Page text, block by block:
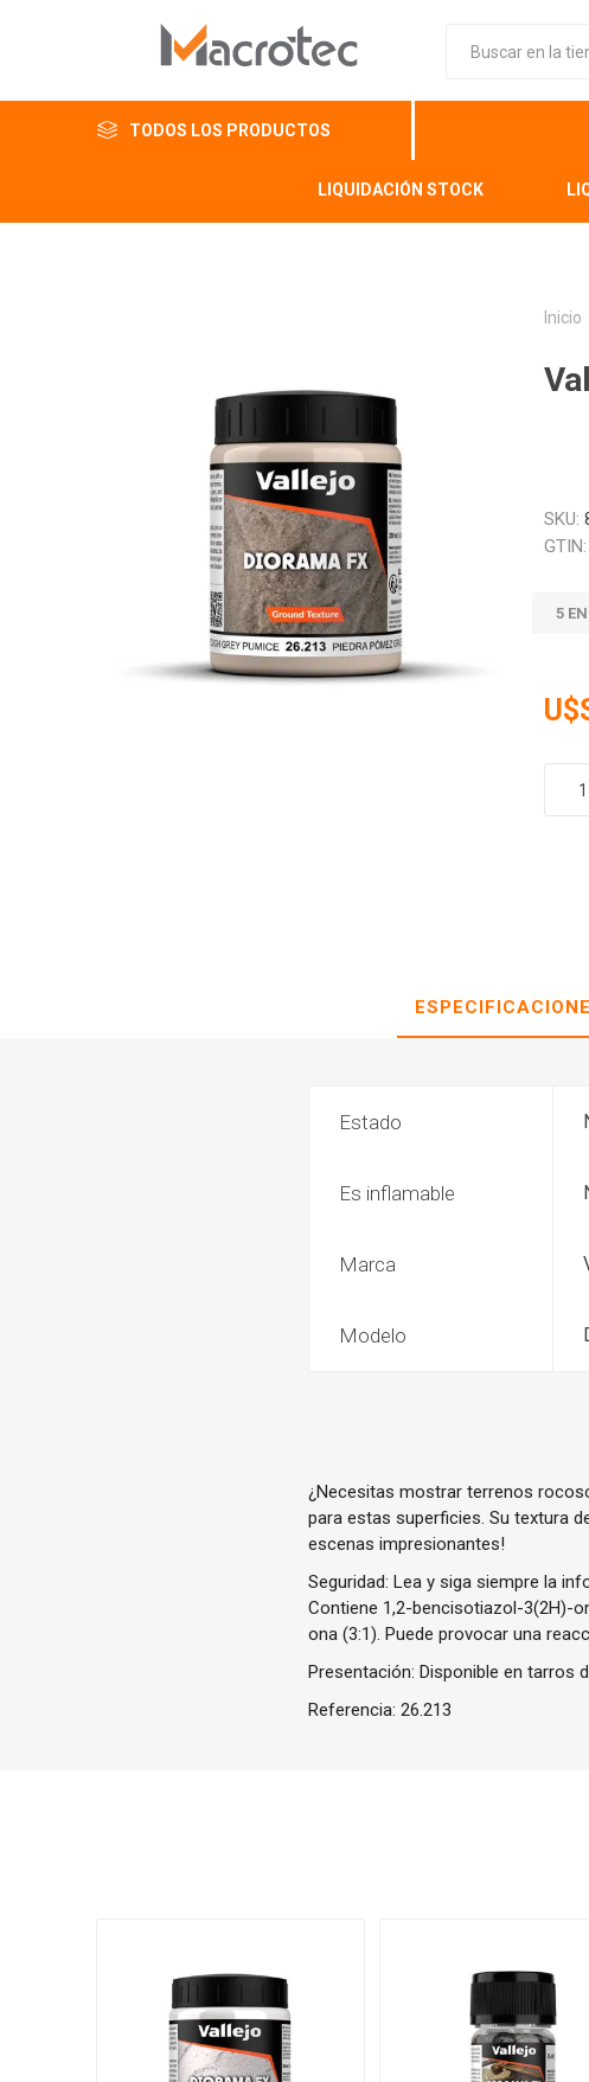
TODOS LOS PRODUCTOS
LIQUIDACIÓN STOCK
Inicio
SKU:
GTIN:
5
Estado
Es inflamable
Marca
Modelo
¿Necesitas mostrar terrenos
para estas superficies. Su textura
escenas impresionantes!
Seguridad: Lea y siga siempre la
Contiene 1,2-bencisotiazol-3(2H)-
ona (3:1). Puede provocar una
Presentación: Disponible en tarros
Referencia:26.213